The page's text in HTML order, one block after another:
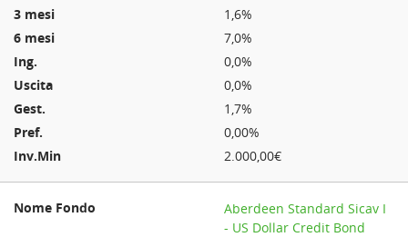
1,6%
7,0%
0,0%
0,0%
1,7%
0,00%
2.000,00€
Aberdeen Standard Sicav I
- US Dollar Credit Bond